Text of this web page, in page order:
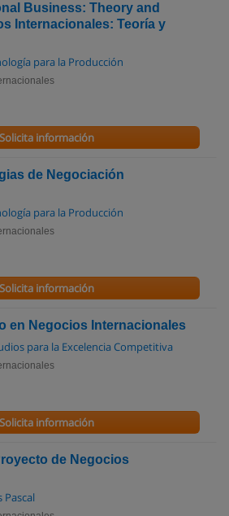
Business: Theory and
Internacionales: Teoría y
para la Producción
Solicita información
de Negociación
para la Producción
Solicita información
en Negocios Internacionales
para la Excelencia Competitiva
Solicita información
de Negocios
Pascal